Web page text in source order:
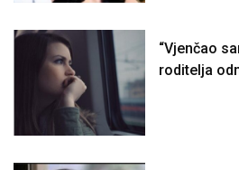
“Vjenčao
roditelja